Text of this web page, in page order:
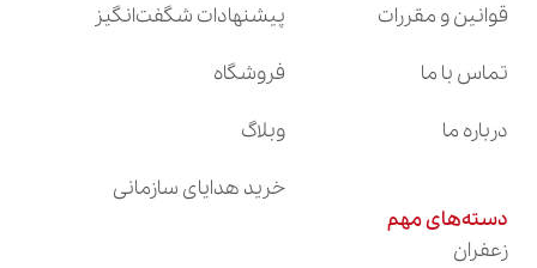
قوانین و مقررات
تماس با ما
درباره ما
پیشنهادات شگفت‌انگیز
فروشگاه
وبلاگ
خرید هدایای سازمانی
دسته‌های مهم
زعفران